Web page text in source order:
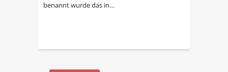
benannt wurde das in…